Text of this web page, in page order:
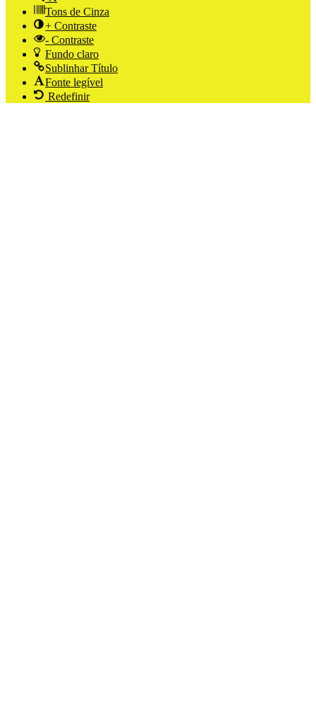
Tons de Cinza
+ Contraste
- Contraste
Fundo claro
Sublinhar Título
Fonte legível
Redefinir